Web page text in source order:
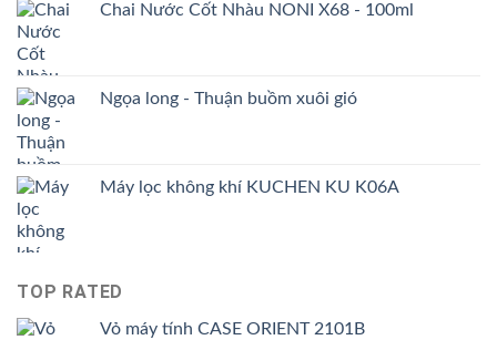
Chai Nước Cốt Nhàu NONI X68 - 100ml
Ngọa long - Thuận buồm xuôi gió
Máy lọc không khí KUCHEN KU K06A
TOP RATED
Vỏ máy tính CASE ORIENT 2101B